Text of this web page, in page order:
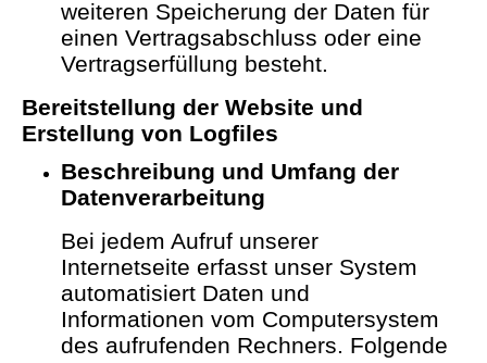
weiteren Speicherung der Daten für
einen Vertragsabschluss oder eine
Vertragserfüllung besteht.
Bereitstellung der Website und
Erstellung von Logfiles
Beschreibung und Umfang der
Datenverarbeitung
Bei jedem Aufruf unserer
Internetseite erfasst unser System
automatisiert Daten und
Informationen vom Computersystem
des aufrufenden Rechners. Folgende